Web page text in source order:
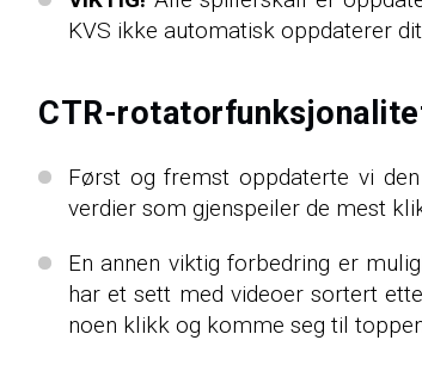
KVS ikke automatisk oppdaterer
CTR-
Først og fremst oppdaterte vi
verdier som gjenspeiler de mest
En annen viktig forbedring er
har et sett med videoer sortert
noen klikk og komme seg til